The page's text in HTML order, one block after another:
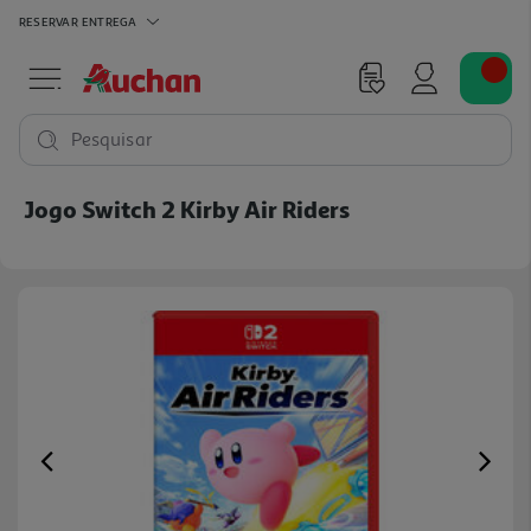
RESERVAR ENTREGA
Pesquisar
Jogo Switch 2 Kirby Air Riders
Previous